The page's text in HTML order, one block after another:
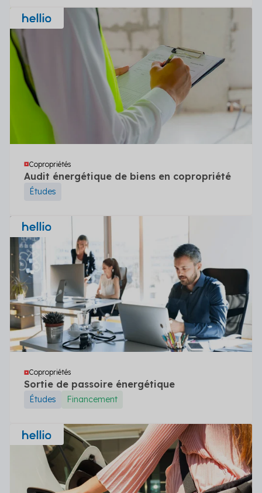
Copropriétés
Audit énergétique de biens en copropriété
Études
Copropriétés
Sortie de passoire énergétique
Études Financement